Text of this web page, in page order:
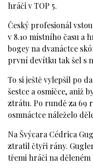
hráči v TOP 5.
Český profesionál
v 8.10 místního času a
bogey na dvanáctce
první devítku tak šel s
To si ještě vylepšil po
šestce a osmičce, aniž
ztrátu. Po rundě za 69
osmnáctce náleželo
Na Švýcara Cédrica
ztratil čtyři rány.
třemi hráči na děleném